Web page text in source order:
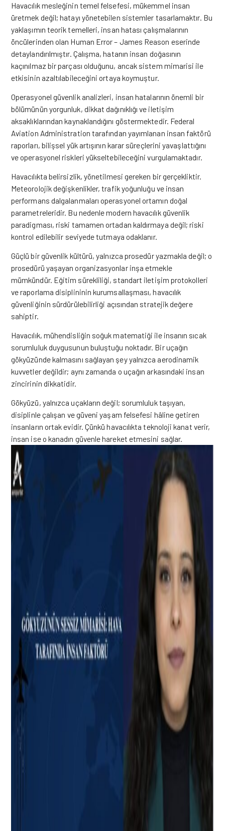
Havacılık mesleğinin temel felsefesi, mükemmel insan
üretmek değil; hatayı yönetebilen sistemler tasarlamaktır. Bu
yaklaşımın teorik temelleri, insan hatası çalışmalarının
öncülerinden olan Human Error – James Reason eserinde
detaylandırılmıştır. Çalışma, hatanın insan doğasının
kaçınılmaz bir parçası olduğunu, ancak sistem mimarisi ile
etkisinin azaltılabileceğini ortaya koymuştur.
Operasyonel güvenlik analizleri, insan hatalarının önemli bir
bölümünün yorgunluk, dikkat dağınıklığı ve iletişim
aksaklıklarından kaynaklandığını göstermektedir. Federal
Aviation Administration tarafından yayımlanan insan faktörü
raporları, bilişsel yük artışının karar süreçlerini yavaşlattığını
ve operasyonel riskleri yükseltebileceğini vurgulamaktadır.
Havacılıkta belirsizlik, yönetilmesi gereken bir gerçekliktir.
Meteorolojik değişkenlikler, trafik yoğunluğu ve insan
performans dalgalanmaları operasyonel ortamın doğal
parametreleridir. Bu nedenle modern havacılık güvenlik
paradigması, riski tamamen ortadan kaldırmaya değil; riski
kontrol edilebilir seviyede tutmaya odaklanır.
Güçlü bir güvenlik kültürü, yalnızca prosedür yazmakla değil; o
prosedürü yaşayan organizasyonlar inşa etmekle
mümkündür. Eğitim sürekliliği, standart iletişim protokolleri
ve raporlama disiplininin kurumsallaşması, havacılık
güvenliğinin sürdürülebilirliği açısından stratejik değere
sahiptir.
Havacılık, mühendisliğin soğuk matematiği ile insanın sıcak
sorumluluk duygusunun buluştuğu noktadır. Bir uçağın
gökyüzünde kalmasını sağlayan şey yalnızca aerodinamik
kuvvetler değildir; aynı zamanda o uçağın arkasındaki insan
zincirinin dikkatidir.
Gökyüzü, yalnızca uçakların değil; sorumluluk taşıyan,
disiplinle çalışan ve güveni yaşam felsefesi hâline getiren
insanların ortak evidir. Çünkü havacılıkta teknoloji kanat verir,
insan ise o kanadın güvenle hareket etmesini sağlar.